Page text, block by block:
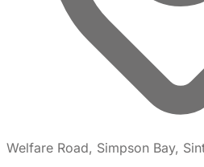
Welfare Road, Simpson Bay,